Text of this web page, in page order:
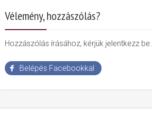
Vélemény, hozzászólás?
Hozzászólás írásához, kérjük jelentkezz be.
Belépés Facebookkal